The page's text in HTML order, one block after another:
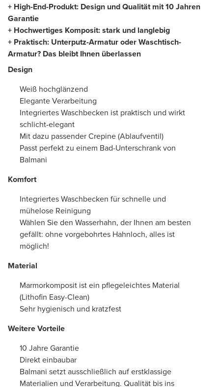
+ High-End-Produkt: Design und Qualität mit 10 Jahren
Garantie
+ Hochwertiges Komposit: stark und langlebig
+ Praktisch: Unterputz-Armatur oder Waschtisch-
Armatur? Das bleibt Ihnen überlassen
Design
Weiß hochglänzend
Elegante Verarbeitung
Integriertes Waschbecken ist praktisch und wirkt
schlicht-elegant
Mit dazu passender Crepine (Ablaufventil)
Passt perfekt zu einem Bad-Unterschrank von
Balmani
Komfort
Integriertes Waschbecken für schnelle und
mühelose Reinigung
Wählen Sie den Wasserhahn, der Ihnen am besten
gefällt: ohne vorgebohrtes Hahnloch, alles ist
möglich!
Material
Marmorkomposit ist ein pflegeleichtes Material
(Lithofin Easy-Clean)
Sehr hygienisch und kratzfest
Weitere Vorteile
10 Jahre Garantie
Direkt einbaubar
Balmani setzt ausschließlich auf erstklassige
Materialien und Verarbeitung. Qualität bis ins